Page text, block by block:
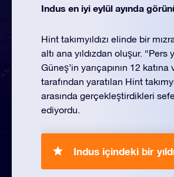
Indus en iyi eylül ayında
Hint takımyıldızı elinde bir
altı ana yıldızdan oluşur. “Pers
Güneş’in yarıçapının 12
tarafından yaratılan Hint
arasında gerçekleştirdikleri
ediyordu.
Indus içindeki bir